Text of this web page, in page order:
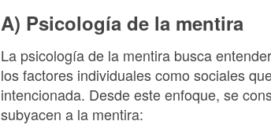
A) Psicología de la mentira
La psicología de la mentira busca
los factores individuales como sociales
intencionada. Desde este enfoque, se
subyacen a la mentira: